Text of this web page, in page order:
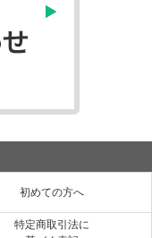
初めての方へ
特定商取引法に